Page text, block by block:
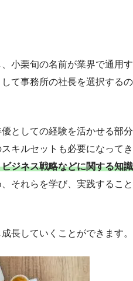
小栗旬の名前が業界で通用す
て事務所の社長を選択するの
としての経験を活かせる部分
キルセットも必要になってき
ジネス戦略などに関する知識
、それらを学び、実践すること
長していくことができます。